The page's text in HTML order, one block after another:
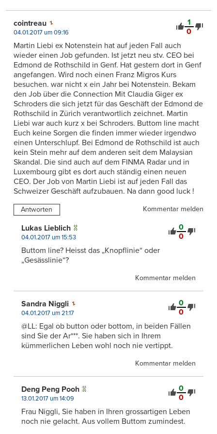
1
0
cointreau
04.01.2017 um 09:16
Martin Liebi ex Notenstein hat auf jeden Fall auch
wieder einen Job gefunden. Ist jetzt neu stv. CEO bei
Edmond de Rothschild in Genf. Hat gestern dort in Genf
angefangen. Wird noch einen Franz Migros Kurs
besuchen. war nicht x ein Jahr bei Notenstein. Bekam
den Job über die Connection Mit Claudia Giger ex
Schroders die sich jetzt für das Geschäft der Edmond de
Rothschild in Zürich verantwortlich zeichnet. Martin
Liebi war auch kurz x bei Schroders. Buttom line macht
Euch keine Sorgen die finden immer wieder irgendwo
einen Unterschlupf. Bei Edmond de Rothschild ist auch
kein Stein mehr auf dem anderen seit dem Malaysian
Skandal. Die sind auch auf dem FINMA Radar und in
Luxembourg gibt es dort auch ständig einen neuen
CEO. Der Job von Martin Liebi ist auf jeden Fall das
Schweizer Geschäft aufzubauen. Na dann good luck !
Antworten Kommentar melden
0
0
Lukas Lieblich
04.01.2017 um 15:53
Buttom line? Heisst das „Knopflinie“ oder
„Gesässlinie“?
Kommentar melden
0
0
Sandra Niggli
04.01.2017 um 21:17
@LL: Egal ob button oder bottom, in beiden Fällen
sind Sie der Ar***. Sie haben sich in Ihrem
kümmerlichen Leben wohl noch nie vertippt.
Kommentar melden
0
0
Deng Peng Pooh
13.01.2017 um 14:09
Frau Niggli, Sie haben in Ihren grossartigen Leben
noch nie gelacht. Aus vollem Buttom zumindest.